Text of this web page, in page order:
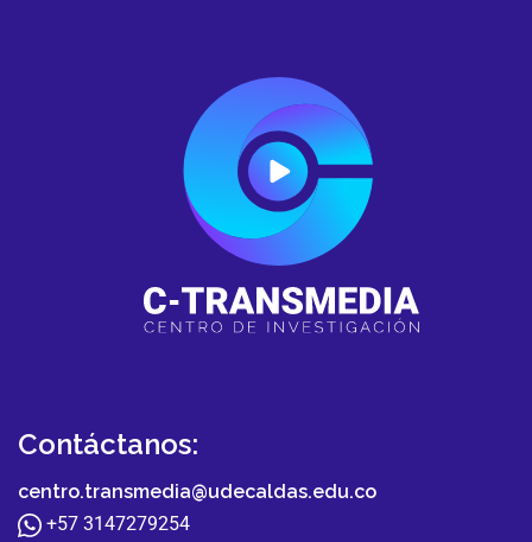
Contáctanos:
centro.transmedia@udecaldas.edu.co
+57 3147279254